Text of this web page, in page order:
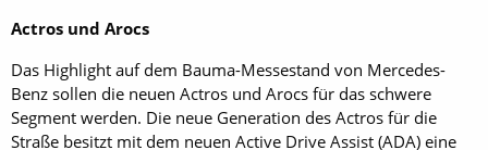
Actros und Arocs
Das Highlight auf dem Bauma-Messestand von Mercedes-
Benz sollen die neuen Actros und Arocs für das schwere
Segment werden. Die neue Generation des Actros für die
Straße besitzt mit dem neuen Active Drive Assist (ADA) eine